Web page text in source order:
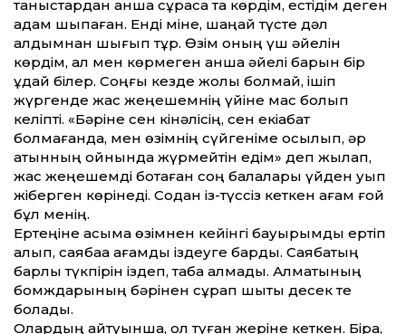
таныстардан қанша сұрасақ та көрдім, естідім деген
адам шықпаған. Енді міне, шаңқай түсте дәл
алдымнан шығып тұр. Өзім оның үш әйелін
көрдім, ал мен көрмеген қанша әйелі барын бір
құдай білер. Соңғы кезде жолы болмай, ішіп
жүргенде жас жеңешемнің үйіне мас болып
келіпті. «Бәріне сен кінәлісің, сен екіқабат
болмағанда, мен өзімнің сүйгеніме қосылып, әр
қатынның қойнында жүрмейтін едім» деп жылап,
жас жеңешемді боқтаған соң балалары үйден қуып
жіберген көрінеді. Содан із-түссіз кеткен ағам ғой
бұл менің.
Ертеңіне қасыма өзімнен кейінгі бауырымды ертіп
алып, саябаққа ағамды іздеуге бардық. Саябақтың
барлық түкпірін іздеп, таба алмадық. Алматының
бомждарының бәрінен сұрап шықтық десек те
болады.
Олардың айтуынша, ол туған жеріне кеткен. Бірақ,